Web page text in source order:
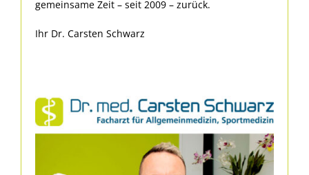
gemeinsame Zeit – seit 2009 – zurück.
Ihr Dr. Carsten Schwarz